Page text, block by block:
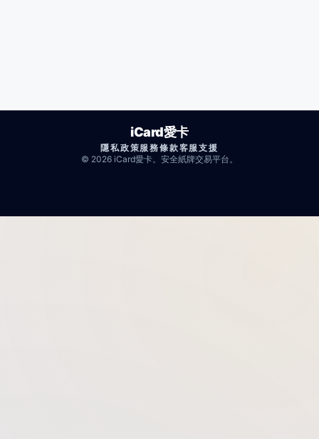
iCard愛卡
隱私政策服務條款客服支援
© 2026 iCard愛卡。安全紙牌交易平台。